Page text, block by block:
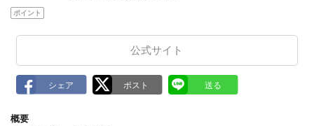
ポイント
公式サイト
概要